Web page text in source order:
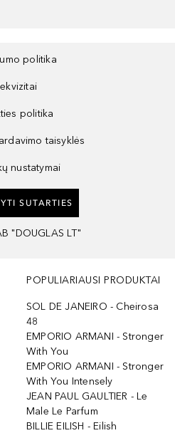
politika
politika
taisyklės
nustatymai
SUTARTIES
"DOUGLAS LT"
POPULIARIAUSI PRODUKTAI
SOL DE JANEIRO - Cheirosa
48
EMPORIO ARMANI - Stronger
With You
EMPORIO ARMANI - Stronger
With You Intensely
JEAN PAUL GAULTIER - Le
Male Le Parfum
BILLIE EILISH - Eilish